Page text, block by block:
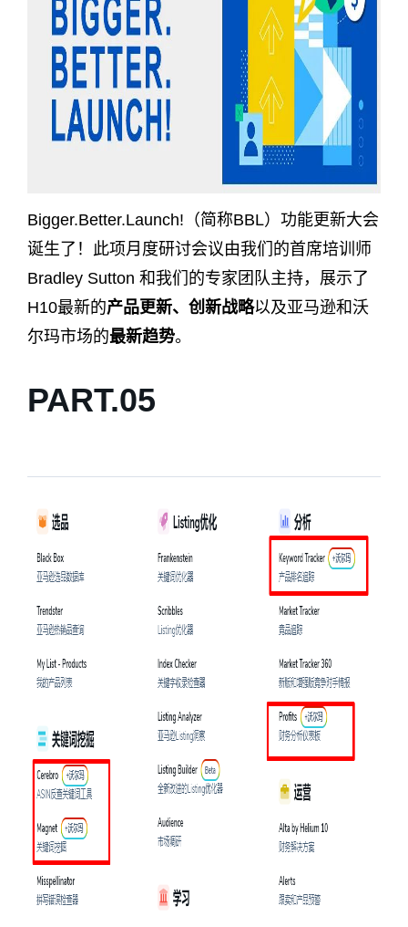
Bigger.Better.Launch!（简称BBL）功能更新大会
诞生了！此项月度研讨会议由我们的首席培训师
Bradley Sutton 和我们的专家团队主持，展示了
H10最新的产品更新、创新战略以及亚马逊和沃
尔玛市场的最新趋势。
PART.05